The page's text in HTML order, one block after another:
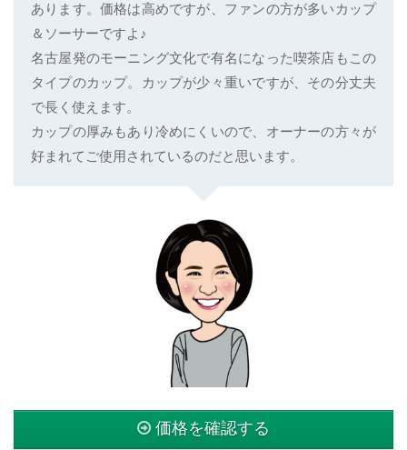
あります。価格は高めですが、ファンの方が多いカップ
＆ソーサーですよ♪
名古屋発のモーニング文化で有名になった喫茶店もこの
タイプのカップ。カップが少々重いですが、その分丈夫
で長く使えます。
カップの厚みもあり冷めにくいので、オーナーの方々が
好まれてご使用されているのだと思います。
価格を確認する